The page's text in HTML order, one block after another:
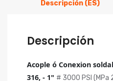
Descripción (ES)
Descripción
Acople ó Conexion
316, - 1" # 3000 PSI (MPa